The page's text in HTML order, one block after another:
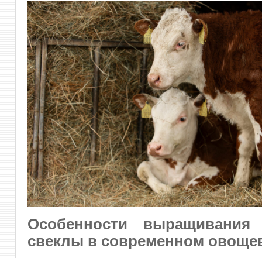
Особенности выращивания
свеклы в современном